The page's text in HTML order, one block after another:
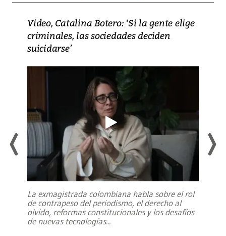
Video, Catalina Botero: ‘Si la gente elige
criminales, las sociedades deciden
suicidarse’
La exmagistrada colombiana habla sobre el rol
de contrapeso del periodismo, el derecho al
olvido, reformas constitucionales y los desafíos
de nuevas tecnologías...